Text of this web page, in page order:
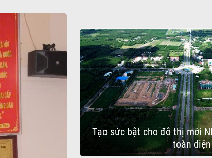
Tạo sức bật cho đô thị mới
toàn diện